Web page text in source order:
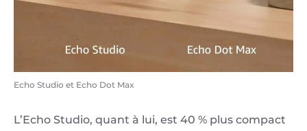
Echo Studio et Echo Dot Max
L’Echo Studio, quant à lui, est 40 % plus compact